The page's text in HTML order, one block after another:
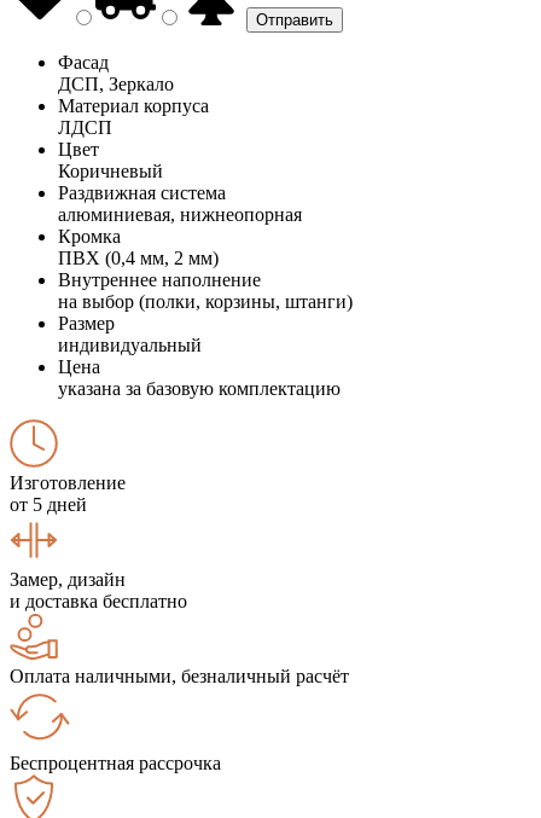
Фасад
ДСП, Зеркало
Материал корпуса
ЛДСП
Цвет
Коричневый
Раздвижная система
алюминиевая, нижнеопорная
Кромка
ПВХ (0,4 мм, 2 мм)
Внутреннее наполнение
на выбор (полки, корзины, штанги)
Размер
индивидуальный
Цена
указана за базовую комплектацию
Изготовление
от 5 дней
Замер, дизайн
и доставка бесплатно
Оплата наличными, безналичный расчёт
Беспроцентная рассрочка